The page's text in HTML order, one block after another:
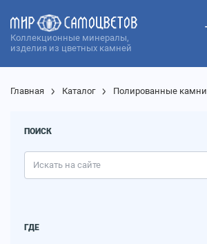
Коллекционные минералы,
изделия из цветных камней
Главная Каталог Полированные камни
ПОИСК
ГДЕ